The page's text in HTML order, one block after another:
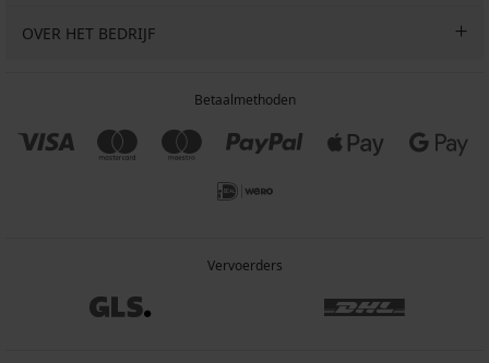
OVER HET BEDRIJF
Betaalmethoden
Vervoerders